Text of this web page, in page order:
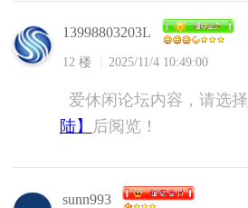
13998803203L
12 楼 2025/11/4 10:49:00
爱休闲论坛内容，请选择
陆】
后阅览！
sunn993